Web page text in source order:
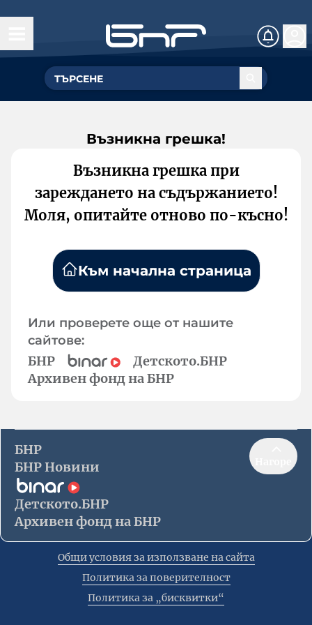
Възникна грешка!
Възникна грешка при
зареждането на съдържанието!
Моля, опитайте отново по-късно!
Към начална страница
Или проверете още от нашите
сайтове:
БНР
Детското.БНР
Архивен фонд на БНР
БНР
БНР Новини
Детското.БНР
Архивен фонд на БНР
Общи условия за използване на сайта
Политика за поверителност
Политика за „бисквитки“